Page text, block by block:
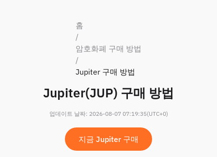
홈
/
암호화폐 구매 방법
/
Jupiter 구매 방법
Jupiter(JUP) 구매 방법
업데이트 날짜: 2026-08-07 07:19:35(UTC+0)
지금 Jupiter 구매